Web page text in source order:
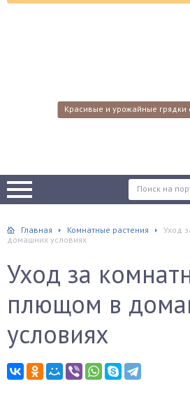
Красивые и урожайные грядки
Главная Комнатные растения
Уход
домашних условиях
Уход за
плющом в
условиях